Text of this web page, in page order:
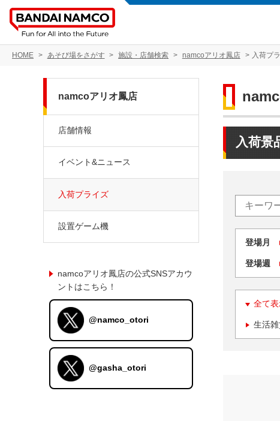
HOME あそび場をさがす 施設・店舗検索 namcoアリオ鳳店 入荷プ
入荷景
登場月
登場週
全て
生活
namcoアリオ鳳店
店舗情報
イベント&ニュース
入荷プライズ
設置ゲーム機
namcoアリオ鳳店の公式SNSアカウ
ントはこちら！
@namco_otori
@gasha_otori